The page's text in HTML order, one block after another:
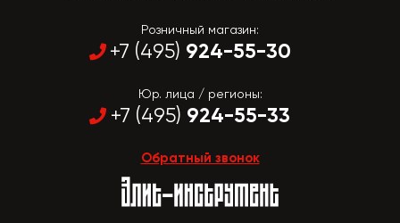
Розничный магазин:
+7 (495) 924-55-30
Юр. лица / регионы:
+7 (495) 924-55-33
Обратный звонок